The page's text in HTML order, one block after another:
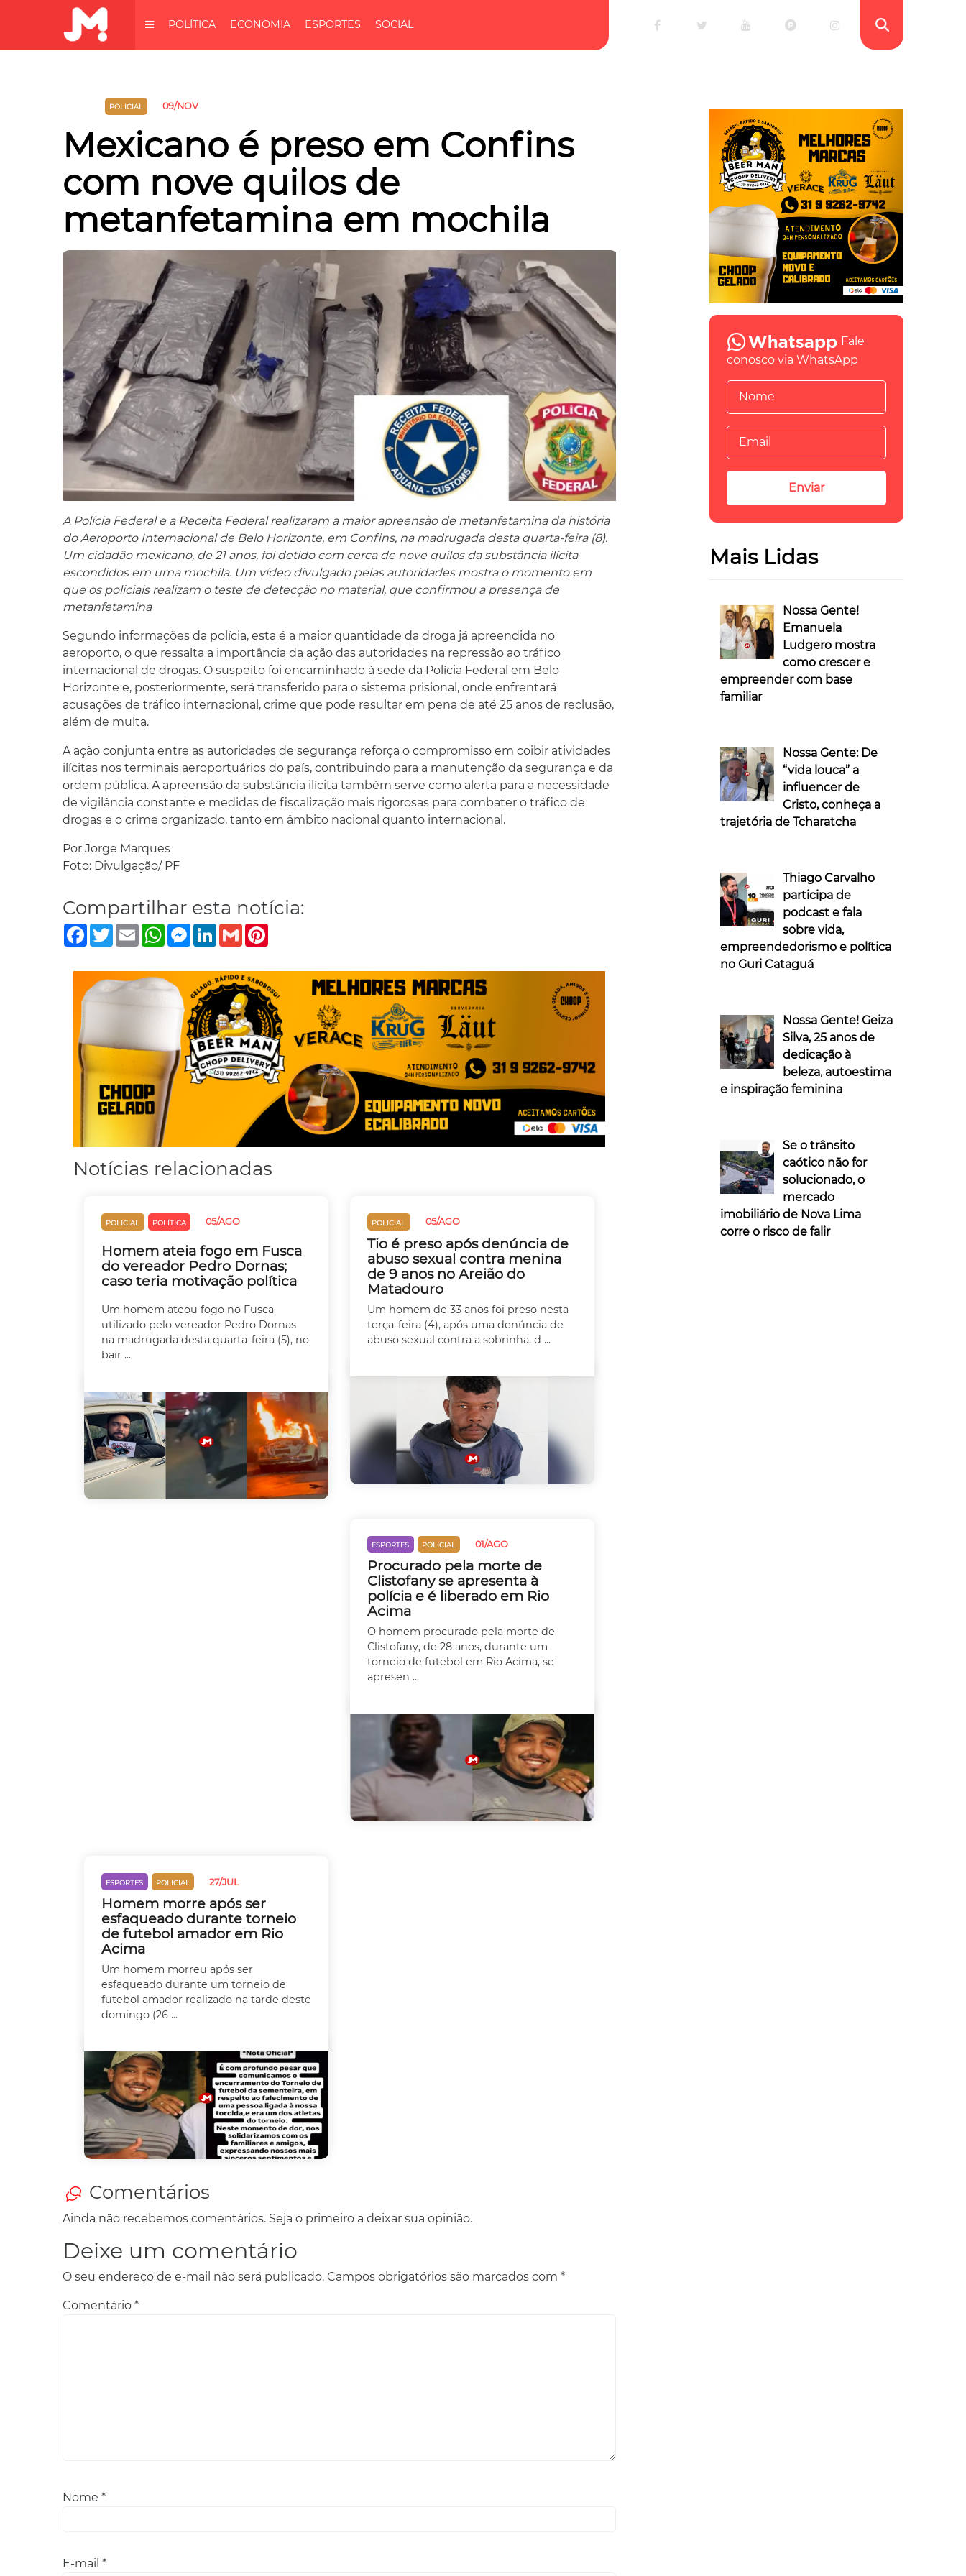
POLÍTICA ECONOMIA ESPORTES SOCIAL
POLICIAL 09/NOV
Mexicano é preso em Confins
com nove quilos de
metanfetamina em mochila
A Polícia Federal e a Receita Federal realizaram a maior apreensão de metanfetamina da história
do Aeroporto Internacional de Belo Horizonte, em Confins, na madrugada desta quarta-feira (8).
Um cidadão mexicano, de 21 anos, foi detido com cerca de nove quilos da substância ilícita
escondidos em uma mochila. Um vídeo divulgado pelas autoridades mostra o momento em
que os policiais realizam o teste de detecção no material, que confirmou a presença de
metanfetamina
Segundo informações da polícia, esta é a maior quantidade da droga já apreendida no
aeroporto, o que ressalta a importância da ação das autoridades na repressão ao tráfico
internacional de drogas. O suspeito foi encaminhado à sede da Polícia Federal em Belo
Horizonte e, posteriormente, será transferido para o sistema prisional, onde enfrentará
acusações de tráfico internacional, crime que pode resultar em pena de até 25 anos de reclusão,
além de multa.
A ação conjunta entre as autoridades de segurança reforça o compromisso em coibir atividades
ilícitas nos terminais aeroportuários do país, contribuindo para a manutenção da segurança e da
ordem pública. A apreensão da substância ilícita também serve como alerta para a necessidade
de vigilância constante e medidas de fiscalização mais rigorosas para combater o tráfico de
drogas e o crime organizado, tanto em âmbito nacional quanto internacional.
Por Jorge Marques
Foto: Divulgação/ PF
Compartilhar esta notícia:
Facebook
TwitterEmailWhatsApp
Messenger
LinkedIn
Gmail
Notícias relacionadas
POLICIAL POLÍTICA 05/AGO
Homem ateia fogo em Fusca
do vereador Pedro Dornas;
caso teria motivação política
Um homem ateou fogo no Fusca
utilizado pelo vereador Pedro Dornas
na madrugada desta quarta-feira (5), no
bair ...
POLICIAL 05/AGO
Tio é preso após denúncia de
abuso sexual contra menina
de 9 anos no Areião do
Matadouro
Um homem de 33 anos foi preso nesta
terça-feira (4), após uma denúncia de
abuso sexual contra a sobrinha, d ...
ESPORTES POLICIAL 01/AGO
Procurado pela morte de
Clistofany se apresenta à
polícia e é liberado em Rio
Acima
O homem procurado pela morte de
Clistofany, de 28 anos, durante um
torneio de futebol em Rio Acima, se
apresen ...
ESPORTES POLICIAL 27/JUL
Homem morre após ser
esfaqueado durante torneio
de futebol amador em Rio
Acima
Um homem morreu após ser
esfaqueado durante um torneio de
futebol amador realizado na tarde deste
domingo (26 ...
Comentários
Ainda não recebemos comentários. Seja o primeiro a deixar sua opinião.
Deixe um comentário
O seu endereço de e-mail não será publicado. Campos obrigatórios são marcados com *
Comentário *
Nome *
E-mail *
Fale
conosco via WhatsApp
Mais Lidas
Nossa Gente!
Emanuela
Ludgero mostra
como crescer e
empreender com base
familiar
Nossa Gente: De
“vida louca” a
influencer de
Cristo, conheça a
trajetória de Tcharatcha
Thiago Carvalho
participa de
podcast e fala
sobre vida,
empreendedorismo e política
no Guri Cataguá
Nossa Gente! Geiza
Silva, 25 anos de
dedicação à
beleza, autoestima
e inspiração feminina
Se o trânsito
caótico não for
solucionado, o
mercado
imobiliário de Nova Lima
corre o risco de falir